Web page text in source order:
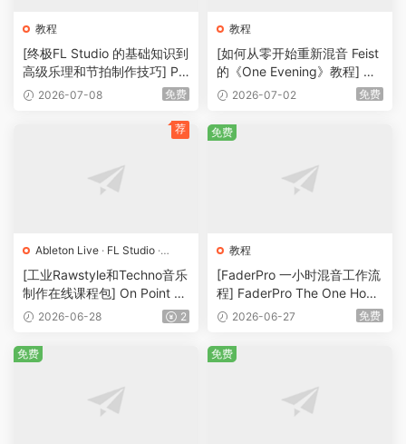
教程
[终极FL Studio 的基础知识到
高级乐理和节拍制作技巧] Pe
deBeats Trap Production C
2026-07-08 免费
教程
[如何从零开始重新混音 Feist
的《One Evening》教程] Mi
xWithTheMasters Renaud L
eist（4.2GB）
2026-07-02 免费
Ableton Live · FL Studio ·
Hardcore
MIDI ·Serum
Techno·工程· 教程·素材 ·采
样·预置
[工业Rawstyle和Techno音乐
制作在线课程包] On Point Sa
mples The Industrial Rawsty
RiAL]（10.2GB）
2026-06-28 2
荐
教程
[FaderPro 一小时混音工作流
程] FaderPro The One Hour
Mixing Workflow（2.71GB）
2026-06-27 免费
免费
免费 免费